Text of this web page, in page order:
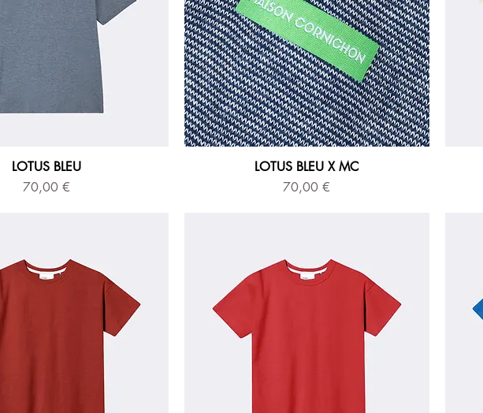
LOTUS BLEU
Prix
70,00 €
LOTUS BLEU X MC
Prix
70,00 €